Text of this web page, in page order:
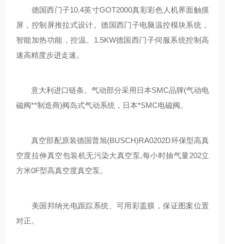
德国西门子10.4英寸GOT2000真彩彩色人机界面触摸
屏，控制屏推拉式设计。德国西门子电脑温控模块系统，
智能加热功能，控温。1.5KW德国西门子伺服系统控制高
速高精度步进走速。
意大利进口链条。气动部分采用日本SMC品牌(气动电
磁阀**制造商)阀岛式气动系统，日本*SMC电磁阀。
真空部配原装德国普旭(BUSCH)RA0202D环保型高真
空度拉伸真空包装机无污染大真空泵,每小时抽气量202立
方米0F型高真空度真空泵。
美国邦纳光电跟踪系统、可用彩盖膜，保证图案位置
对正。